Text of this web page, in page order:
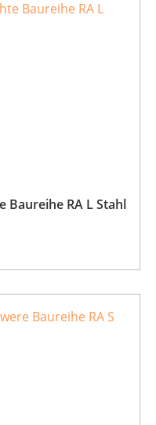
Baureihe RA L Stahl